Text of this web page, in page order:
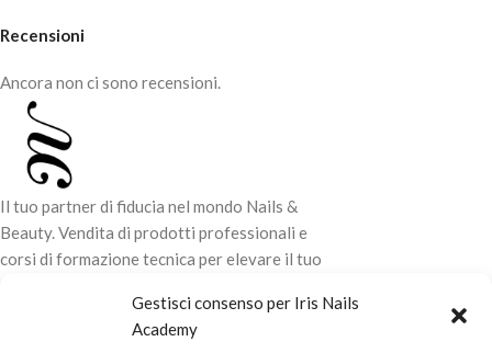
Gestisci consenso per Iris Nails
Academy
Recensioni
Ancora non ci sono recensioni.
Il tuo partner di fiducia nel mondo Nails &
Beauty. Vendita di prodotti professionali e
corsi di formazione tecnica per elevare il tuo